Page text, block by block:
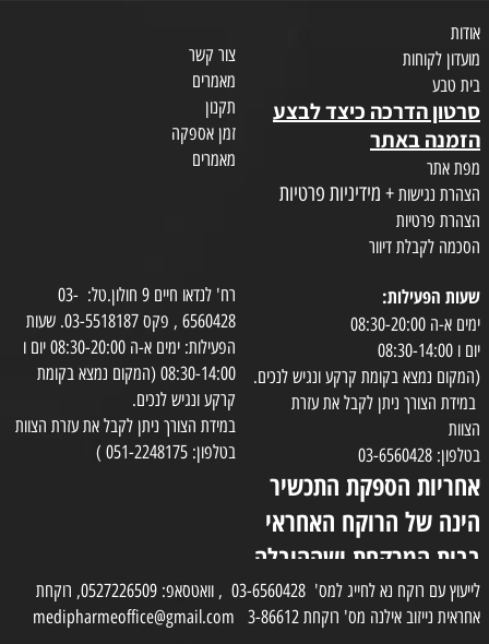
אודות
מועדון לקוחות
בית טבע
סרטון הדרכה כיצד לבצע
הזמנה באתר
מפת אתר
הצהרת נגישות + מידיניות פרטיות
הצהרת פרטיות
הסכמה לקבלת דיוור
צור קשר
מאמרים
תקנון
זמן אספקה
מאמרים
שעות הפעילות:
ימים א-ה 08:30-20:00
יום ו 08:30-14:00
(המקום נמצא בקומת קרקע ונגיש לנכים.
במידת הצורך ניתן לקבל את עזרת
הצוות
בטלפון: 03-6560428
אחריות הספקת התכשיר
הינה של הרוקח האחראי
בבית המרקחת ושההובלה
בפועל תעשה בעזרת
השליח
רח' לנדאו חיים 9 חולון.טל: 03-
6560428 , פקס 03-5518187. שעות
הפעילות: ימים א-ה 08:30-20:00 יום ו
08:30-14:00 (המקום נמצא בקומת
קרקע ונגיש לנכים.
במידת הצורך ניתן לקבל את עזרת הצוות
בטלפון: 051-2248175 )
לייעוץ עם רוקח נא לחייג למס' 03-6560428 , וואטסאפ: 0527226509, רוקחת
אחראית נייזוב אילנה מס' רוקחת 3-86612 medipharmeoffice@gmail.com